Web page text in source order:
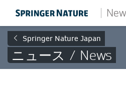
Springer Nature Japan
ニュース / News